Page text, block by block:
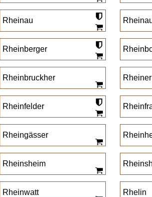
Rheinau
Rheinberger
Rheinbruckher Rheiner
Rheinfelder
Rheingässer
Rheinsheim
Rheinwatt Rhelin